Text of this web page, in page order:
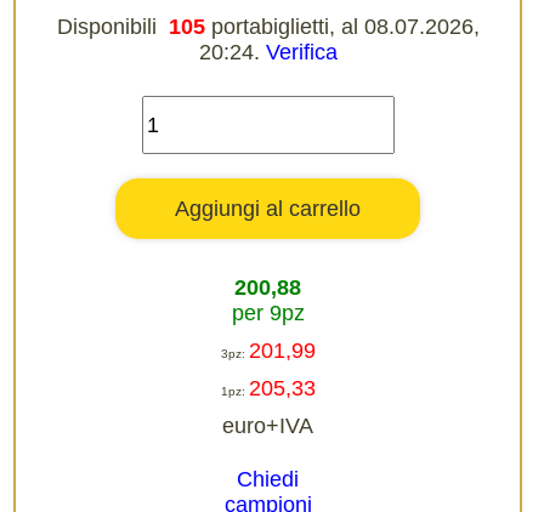
Disponibili 105 portabiglietti, al 08.07.2026,
20:24. Verifica
200,88
per 9pz
3pz: 201,99
1pz: 205,33
euro+IVA
Chiedi
campioni